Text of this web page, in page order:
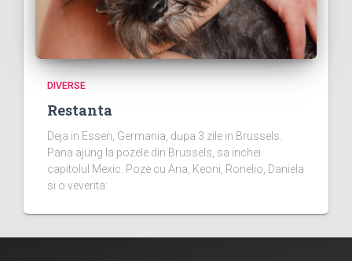
DIVERSE
Restanta
Deja in Essen, Germania, dupa 3 zile in Brussels.
Pana ajung la pozele din Brussels, sa inchei
capitolul Mexic. Poze cu Ana, Keoni, Ronelio, Daniela
si o veverita: